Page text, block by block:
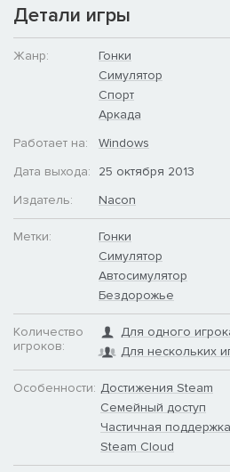
Детали игры
Жанр:
Гонки
Симулятор
Спорт
Аркада
Работает на:
Windows
Дата выхода:
25 октября 2013
Издатель:
Nacon
Метки:
Гонки
Симулятор
Автосимулятор
Бездорожье
Количество
игроков:
Для одного
Для нескольких
Особенности: Достижения Steam
Семейный доступ
Частичная
Steam Cloud